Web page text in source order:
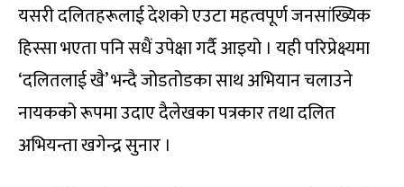
यसरी दलितहरूलाई देशको एउटा महत्वपूर्ण जनसांख्यिक
हिस्सा भएता पनि सधैं उपेक्षा गर्दै आइयो । यही परिप्रेक्ष्यमा
‘दलितलाई खै’ भन्दै जोडतोडका साथ अभियान चलाउने
नायकको रूपमा उदाए दैलेखका पत्रकार तथा दलित
अभियन्ता खगेन्द्र सुनार ।